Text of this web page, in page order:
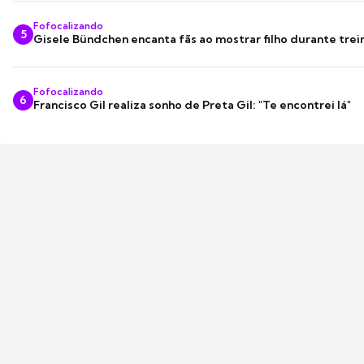
5
Fofocalizando
Gisele Bündchen encanta fãs ao mostrar filho durante
6
Fofocalizando
Francisco Gil realiza sonho de Preta Gil: "Te encontrei lá"